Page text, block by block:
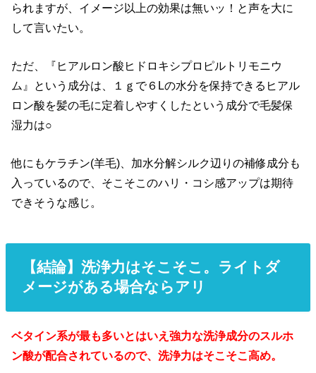
られますが、イメージ以上の効果は無いッ！と声を大に
して言いたい。
ただ、『 ヒアルロン酸ヒドロキシプロピルトリモニウ
ム』という成分は、１ｇで６Lの水分を保持できるヒアル
ロン酸を髪の毛に定着しやすくしたという成分で毛髪保
湿力は○
他にもケラチン(羊毛)、加水分解シルク辺りの補修成分も
入っているので、そこそこのハリ・コシ感アップは期待
できそうな感じ。
【結論】洗浄力はそこそこ。ライトダ
メージがある場合ならアリ
ベタイン系が最も多いとはいえ強力な洗浄成分のスルホ
ン酸が配合されているので、洗浄力はそこそこ高め。